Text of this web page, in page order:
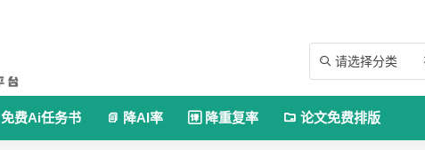
 请选择分类
免费Ai任务书  降AI率  降重复率  论文免费排版